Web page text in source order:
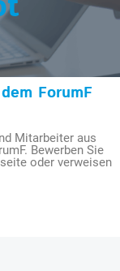
ForumF
Mitarbeiter aus
Bewerben Sie
oder verweisen